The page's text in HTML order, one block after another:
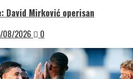
David Mirković operisan
08/2026 0